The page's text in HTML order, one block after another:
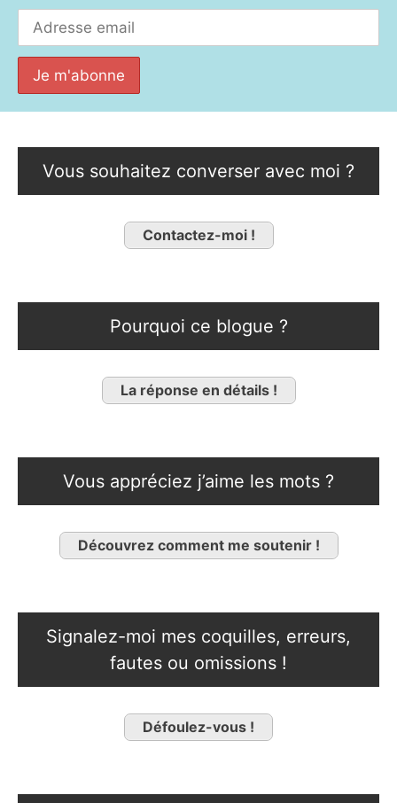
Vous souhaitez converser avec moi ?
Contactez-moi !
Pourquoi ce blogue ?
La réponse en détails !
Vous appréciez j’aime les mots ?
Découvrez comment me soutenir !
Signalez-moi mes coquilles, erreurs,
fautes ou omissions !
Défoulez-vous !